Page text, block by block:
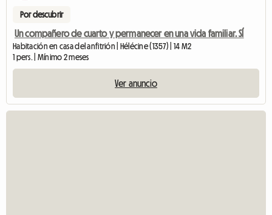
Por descubrir
Un compañero de cuarto y permanecer en una vida familiar. SÍ
Habitación en casa del anfitrión | Hélécine (1357) | 14 M2
1 pers. | Mínimo 2 meses
Ver anuncio